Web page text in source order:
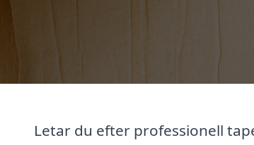
Letar du efter professionell